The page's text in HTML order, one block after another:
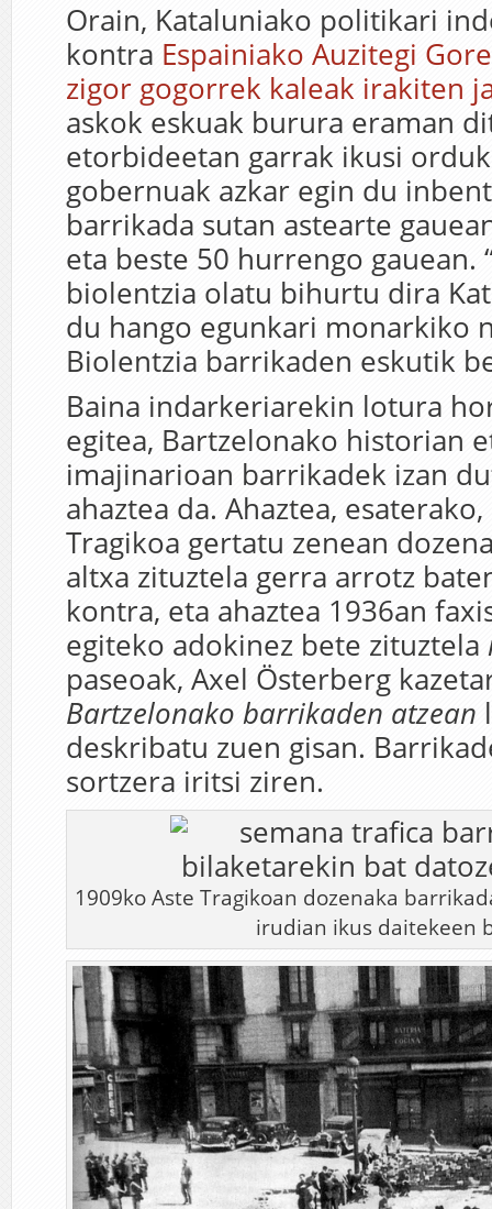
Orain, Kataluniako politikari
kontra Espainiako Auzitegi
zigor gogorrek kaleak irakiten
askok eskuak burura eraman
etorbideetan garrak ikusi
gobernuak azkar egin du
barrikada sutan astearte
eta beste 50 hurrengo gauean.
biolentzia olatu bihurtu dira
du hango egunkari monarkiko
Biolentzia barrikaden eskutik
Baina indarkeriarekin lotura
egitea, Bartzelonako historian
imajinarioan barrikadek izan
ahaztea da. Ahaztea,
Tragikoa gertatu zenean
altxa zituztela gerra arrotz
kontra, eta ahaztea 1936an
egiteko adokinez bete zituztela
paseoak, Axel Österberg
Bartzelonako barrikaden atzean
deskribatu zuen gisan.
sortzera iritsi ziren.
1909ko Aste Tragikoan dozenaka
irudian ikus daitekeen